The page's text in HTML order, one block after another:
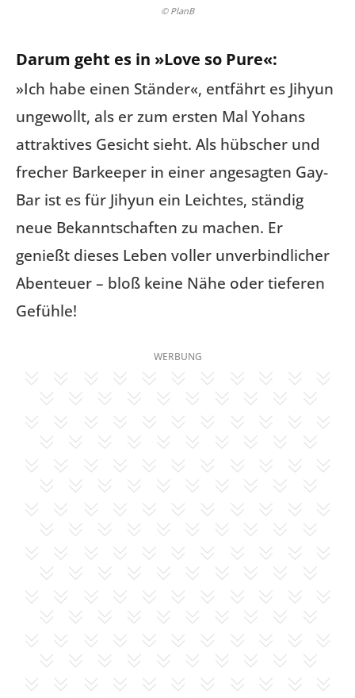
© PlanB
Darum geht es in »Love so Pure«:
»Ich habe einen Ständer«, entfährt es Jihyun
ungewollt, als er zum ersten Mal Yohans
attraktives Gesicht sieht. Als hübscher und
frecher Barkeeper in einer angesagten Gay-
Bar ist es für Jihyun ein Leichtes, ständig
neue Bekanntschaften zu machen. Er
genießt dieses Leben voller unverbindlicher
Abenteuer – bloß keine Nähe oder tieferen
Gefühle!
WERBUNG